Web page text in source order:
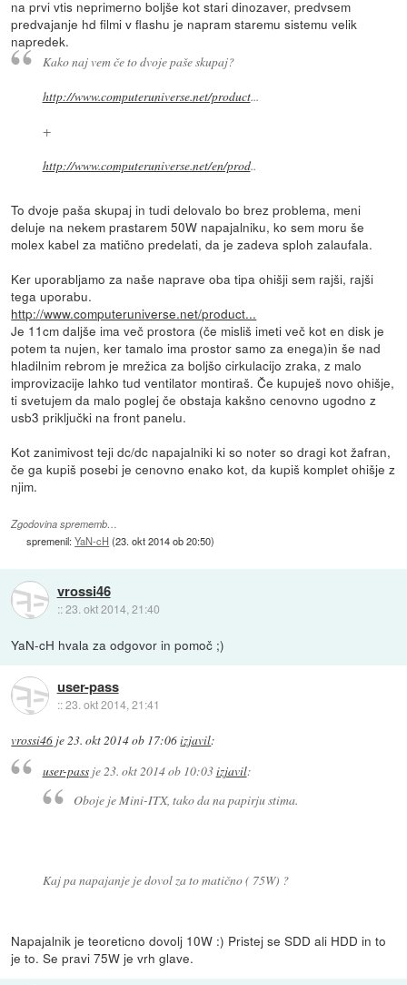
na prvi vtis neprimerno boljše kot stari dinozaver, predvsem
predvajanje hd filmi v flashu je napram staremu sistemu velik
napredek.
Kako naj vem če to dvoje paše skupaj?
http://www.computeruniverse.net/product...
+
http://www.computeruniverse.net/en/prod..
To dvoje paša skupaj in tudi delovalo bo brez problema, meni
deluje na nekem prastarem 50W napajalniku, ko sem moru še
molex kabel za matično predelati, da je zadeva sploh zalaufala.
Ker uporabljamo za naše naprave oba tipa ohišji sem rajši, rajši
tega uporabu.
http://www.computeruniverse.net/product...
Je 11cm daljše ima več prostora (če misliš imeti več kot en disk je
potem ta nujen, ker tamalo ima prostor samo za enega)in še nad
hladilnim rebrom je mrežica za boljšo cirkulacijo zraka, z malo
improvizacije lahko tud ventilator montiraš. Če kupuješ novo ohišje,
ti svetujem da malo poglej če obstaja kakšno cenovno ugodno z
usb3 priključki na front panelu.
Kot zanimivost teji dc/dc napajalniki ki so noter so dragi kot žafran,
če ga kupiš posebi je cenovno enako kot, da kupiš komplet ohišje z
njim.
Zgodovina sprememb…
spremenil:YaN-cH (23. okt 2014 ob 20:50)
vrossi46
::23. okt 2014, 21:40
YaN-cH hvala za odgovor in pomoč ;)
user-pass
::23. okt 2014, 21:41
vrossi46 je23. okt 2014 ob 17:06izjavil:
user-passje 23. okt 2014 ob 10:03izjavil:
Oboje je Mini-ITX, tako da na papirju stima.
Kaj pa napajanje je dovol za to matično ( 75W) ?
Napajalnik je teoreticno dovolj 10W :) Pristej se SDD ali HDD in to
je to. Se pravi 75W je vrh glave.